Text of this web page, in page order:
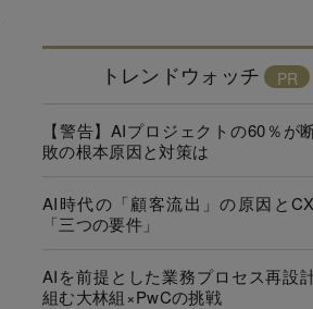
トレンドウォッチ
【警告】AIプロジェクトの60％が
敗の根本原因と対策は
AI時代の「顧客流出」の原因と
「三つの要件」
AIを前提とした業務プロセス再設
組む大林組×PwCの挑戦